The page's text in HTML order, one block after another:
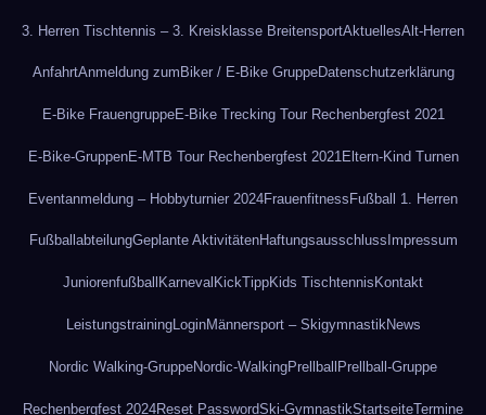
3. Herren Tischtennis – 3. Kreisklasse BreitensportAktuellesAlt-Herren
AnfahrtAnmeldung zum Biker / E-Bike GruppeDatenschutzerklärung
E-Bike FrauengruppeE-Bike Trecking Tour Rechenbergfest 2021
E-Bike-GruppenE-MTB Tour Rechenbergfest 2021 Eltern-Kind Turnen
Eventanmeldung – Hobbyturnier 2024FrauenfitnessFußball 1. Herren
FußballabteilungGeplante AktivitätenHaftungsausschluss Impressum
Juniorenfußball Karneval KickTippKids Tischtennis Kontakt
LeistungstrainingLoginMännersport – SkigymnastikNews
Nordic Walking-GruppeNordic-WalkingPrellball Prellball-Gruppe
Rechenbergfest 2024Reset PasswordSki-GymnastikStartseiteTermine